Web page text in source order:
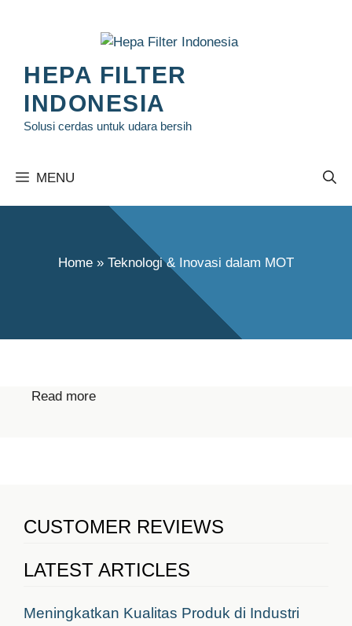
HEPA FILTER
INDONESIA
Solusi cerdas untuk udara bersih
MENU
Home » Teknologi & Inovasi dalam MOT
Read more
CUSTOMER REVIEWS
LATEST ARTICLES
Meningkatkan Kualitas Produk di Industri